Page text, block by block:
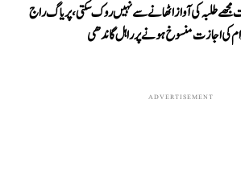
طلبہ کی آواز اٹھانے سے نہیں روک سکتی، پریاگ راج
کی اجازت منسوخ ہونے پر راہل گاندھی
ADVERTISEMENT